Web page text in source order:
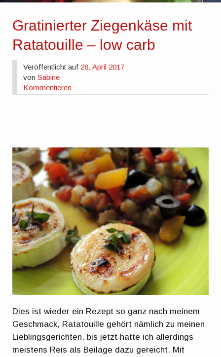
Gratinierter Ziegenkäse mit
Ratatouille – low carb
Veröffentlicht auf 28. April 2017
vonSabine
Kommentieren
Dies ist wieder ein Rezept so ganz nach meinem
Geschmack, Ratatouille gehört nämlich zu meinen
Lieblingsgerichten, bis jetzt hatte ich allerdings
meistens Reis als Beilage dazu gereicht. Mit